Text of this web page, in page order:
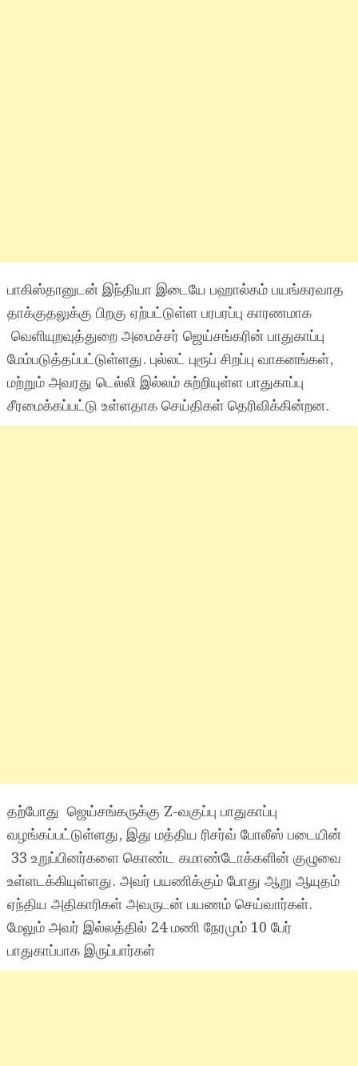
பாகிஸ்தானுடன் இந்தியா இடையே பஹால்கம் பயங்கரவாத
தாக்குதலுக்கு பிறகு ஏற்பட்டுள்ள பரபரப்பு காரணமாக
வெளியுறவுத்துறை அமைச்சர் ஜெய்சங்கரின் பாதுகாப்பு
மேம்படுத்தப்பட்டுள்ளது. புல்லட் புரூப் சிறப்பு வாகனங்கள்,
மற்றும் அவரது டெல்லி இல்லம் சுற்றியுள்ள பாதுகாப்பு
சீரமைக்கப்பட்டு உள்ளதாக செய்திகள் தெரிவிக்கின்றன.
தற்போது ஜெய்சங்கருக்கு Z-வகுப்பு பாதுகாப்பு
வழங்கப்பட்டுள்ளது, இது மத்திய ரிசர்வ் போலீஸ் படையின்
33 உறுப்பினர்களை கொண்ட கமாண்டோக்களின் குழுவை
உள்ளடக்கியுள்ளது. அவர் பயணிக்கும் போது ஆறு ஆயுதம்
ஏந்திய அதிகாரிகள் அவருடன் பயணம் செய்வார்கள்.
மேலும் அவர் இல்லத்தில் 24 மணி நேரமும் 10 பேர்
பாதுகாப்பாக இருப்பார்கள்